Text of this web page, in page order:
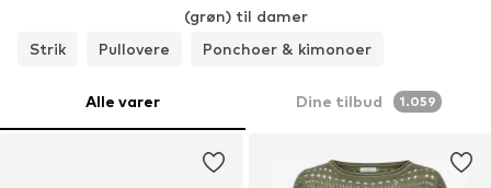
(grøn) til damer
Strik
Pullovere Ponchoer & kimonoer
Alle varer Dine tilbud 1.059